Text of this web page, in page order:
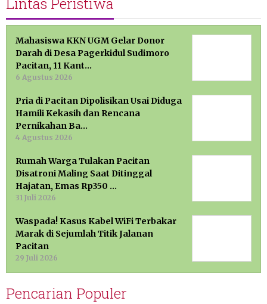
Mahasiswa KKN UGM Gelar Donor
Darah di Desa Pagerkidul Sudimoro
Pacitan, 11 Kant…
6 Agustus 2026
Pria di Pacitan Dipolisikan Usai Diduga
Hamili Kekasih dan Rencana
Pernikahan Ba…
4 Agustus 2026
Rumah Warga Tulakan Pacitan
Disatroni Maling Saat Ditinggal
Hajatan, Emas Rp350 …
31 Juli 2026
Waspada! Kasus Kabel WiFi Terbakar
Marak di Sejumlah Titik Jalanan
Pacitan
29 Juli 2026
Pencarian Populer